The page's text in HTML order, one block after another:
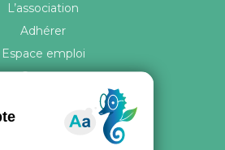
L’association
Adhérer
Espace emploi
Contact